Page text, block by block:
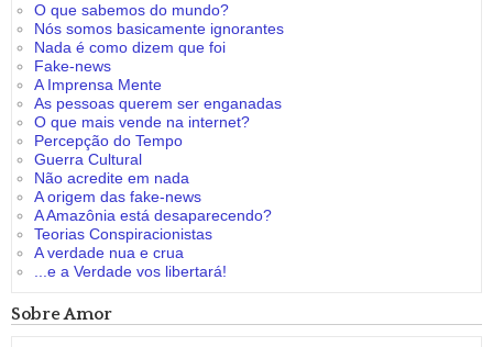
O que sabemos do mundo?
Nós somos basicamente ignorantes
Nada é como dizem que foi
Fake-news
A Imprensa Mente
As pessoas querem ser enganadas
O que mais vende na internet?
Percepção do Tempo
Guerra Cultural
Não acredite em nada
A origem das fake-news
A Amazônia está desaparecendo?
Teorias Conspiracionistas
A verdade nua e crua
...e a Verdade vos libertará!
Sobre Amor